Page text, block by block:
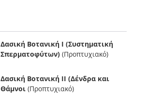
Δασική Βοτανική Ι (Συστηματική
Σπερματοφύτων) (Προπτυχιακό)
Δασική Βοτανική ΙΙ (Δένδρα και
Θάμνοι (Προπτυχιακό)